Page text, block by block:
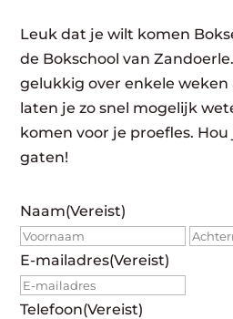
Leuk dat je wilt komen
de Bokschool van
gelukkig over enkele weken
laten je zo snel mogelijk
komen voor je proefles.
gaten!
Naam(Vereist)
E-mailadres(Vereist)
Telefoon(Vereist)